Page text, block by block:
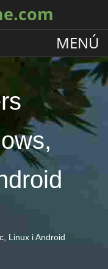
MENÚ
Linux i Android